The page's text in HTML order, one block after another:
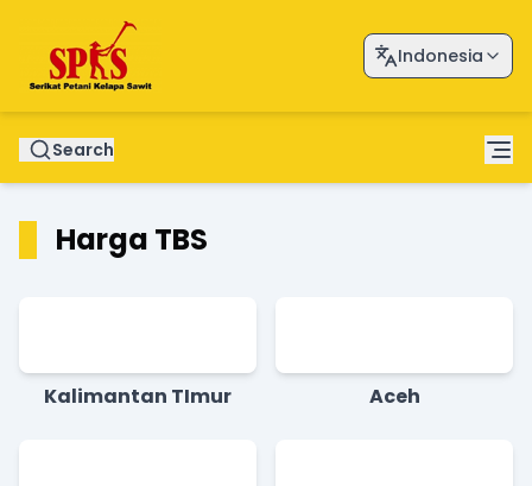
Indonesia
Search
Harga TBS
Kalimantan TImur Aceh